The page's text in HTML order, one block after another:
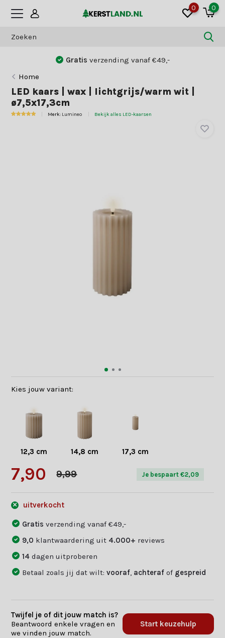
0 0
Gratisverzending vanaf €49,-
Home
LED kaars | wax | lichtgrijs/warm wit |
ø7,5x17,3cm
Merk: Lumineo Bekijk alles LED-kaarsen
Kies jouw variant:
12,3 cm 14,8 cm 17,3 cm
7,90 9,99 Je bespaart €2,09
uitverkocht
Gratisverzending vanaf €49,-
9,0 klantwaardering uit 4.000+ reviews
14dagen uitproberen
Betaal zoals jij dat wilt:vooraf achteraf of gespreid
Twijfel je of dit jouw match is?
Beantwoord enkele vragen en
we vinden jouw match.
Start keuzehulp